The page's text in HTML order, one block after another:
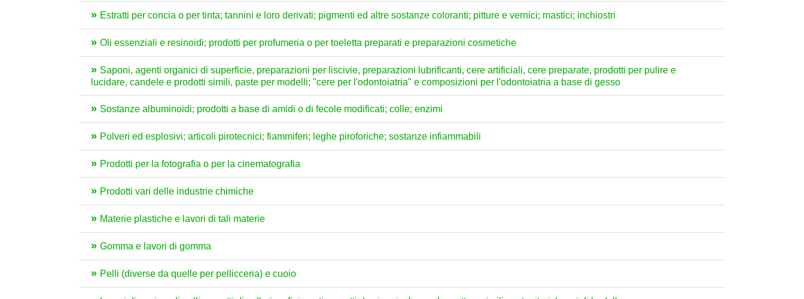
Estratti per concia o per tinta; tannini e loro derivati; pigmenti ed altre sostanze coloranti; pitture e vernici; mastici; inchiostri
Oli essenziali e resinoidi; prodotti per profumeria o per toeletta preparati e preparazioni cosmetiche
Saponi, agenti organici di superficie, preparazioni per liscivie, preparazioni lubrificanti, cere artificiali, cere preparate, prodotti per pulire e
lucidare, candele e prodotti simili, paste per modelli; "cere per l'odontoiatria" e composizioni per l'odontoiatria a base di gesso
Sostanze albuminoidi; prodotti a base di amidi o di fecole modificati; colle; enzimi
Polveri ed esplosivi; articoli pirotecnici; fiammiferi; leghe piroforiche; sostanze infiammabili
Prodotti per la fotografia o per la cinematografia
Prodotti vari delle industrie chimiche
Materie plastiche e lavori di tali materie
Gomma e lavori di gomma
Pelli (diverse da quelle per pellicceria) e cuoio